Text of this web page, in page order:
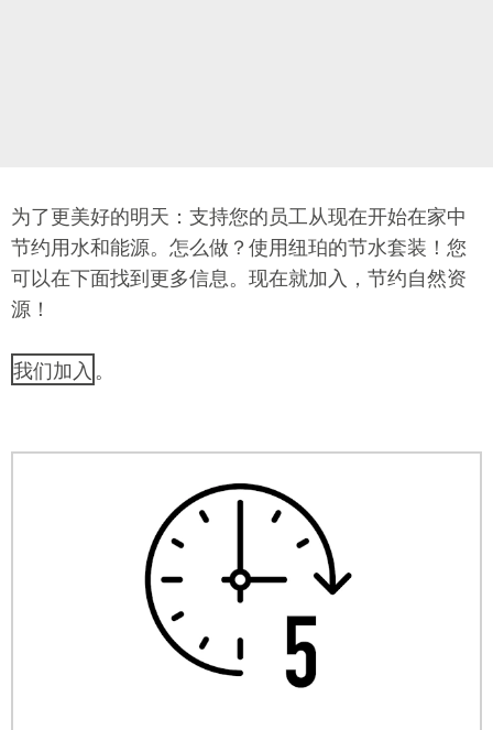
为了更美好的明天：支持您的员工从现在开始在家中
节约用水和能源。怎么做？使用纽珀的节水套装！您
可以在下面找到更多信息。现在就加入，节约自然资
源！
我们加入 。